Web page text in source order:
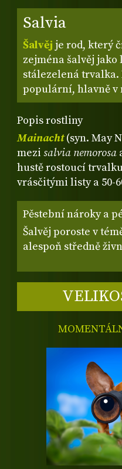
Salvia
Šalvěj je rod, který
zejména šalvěj
stálezelená
populární, hlavně v
Popis rostliny
Mainacht(syn. May
mezi salvia nemorosa
hustě rostoucí
vrásčitými listy a 50-
Pěstební nároky a
Šalvěj poroste v
alespoň středně